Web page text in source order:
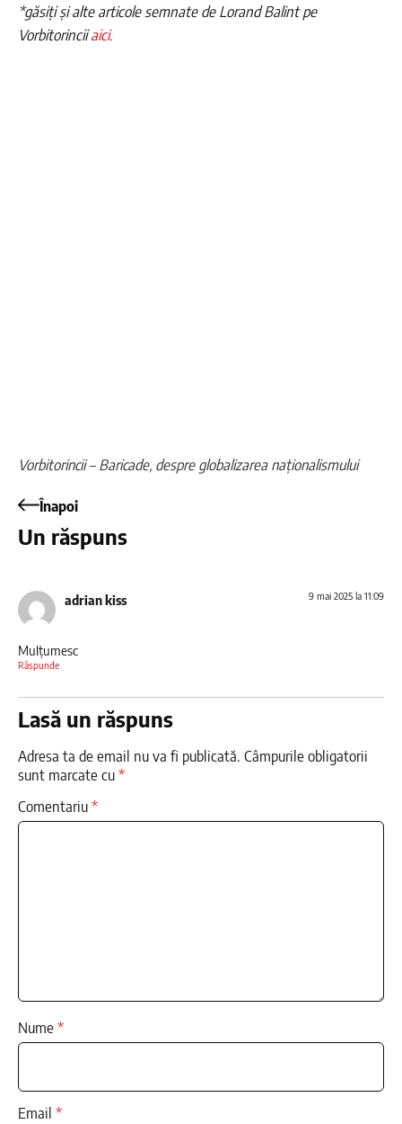
*găsiți și alte articole semnate de Lorand Balint pe
Vorbitorinciiaici.
Vorbitorincii – Baricade, despre globalizarea naționalismului
Înapoi
Un răspuns
adrian kiss 9 mai 2025 la 11:09
Mulțumesc
Răspunde
Lasă un răspuns
Adresa ta de email nu va fi publicată. Câmpurile obligatorii
sunt marcate cu*
Comentariu*
Nume*
Email *